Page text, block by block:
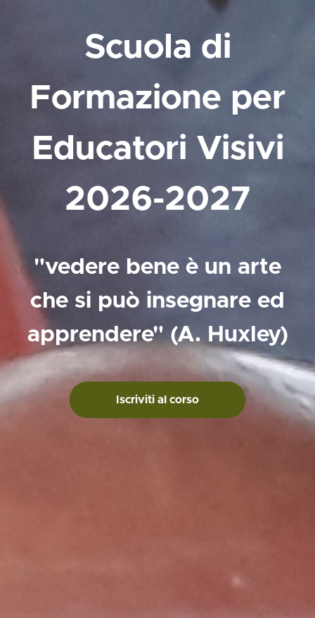
Scuola di
Formazione per
Educatori Visivi
2026-2027
"vedere bene è un arte
che si può insegnare ed
apprendere" (A. Huxley)
Iscriviti al corso